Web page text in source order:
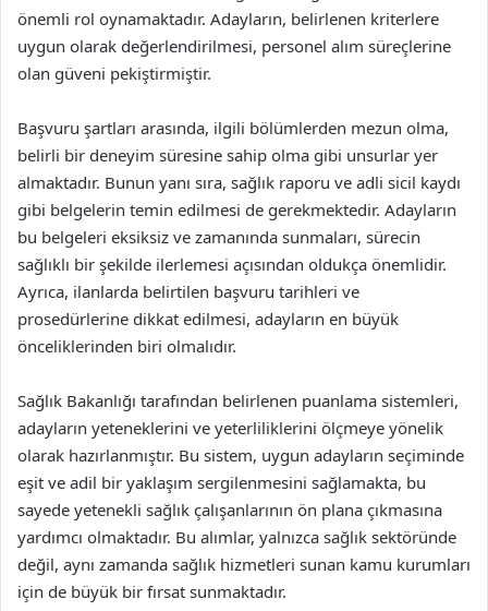
önemli rol oynamaktadır. Adayların, belirlenen kriterlere
uygun olarak değerlendirilmesi, personel alım süreçlerine
olan güveni pekiştirmiştir.
Başvuru şartları arasında, ilgili bölümlerden mezun olma,
belirli bir deneyim süresine sahip olma gibi unsurlar yer
almaktadır. Bunun yanı sıra, sağlık raporu ve adli sicil kaydı
gibi belgelerin temin edilmesi de gerekmektedir. Adayların
bu belgeleri eksiksiz ve zamanında sunmaları, sürecin
sağlıklı bir şekilde ilerlemesi açısından oldukça önemlidir.
Ayrıca, ilanlarda belirtilen başvuru tarihleri ve
prosedürlerine dikkat edilmesi, adayların en büyük
önceliklerinden biri olmalıdır.
Sağlık Bakanlığı tarafından belirlenen puanlama sistemleri,
adayların yeteneklerini ve yeterliliklerini ölçmeye yönelik
olarak hazırlanmıştır. Bu sistem, uygun adayların seçiminde
eşit ve adil bir yaklaşım sergilenmesini sağlamakta, bu
sayede yetenekli sağlık çalışanlarının ön plana çıkmasına
yardımcı olmaktadır. Bu alımlar, yalnızca sağlık sektöründe
değil, aynı zamanda sağlık hizmetleri sunan kamu kurumları
için de büyük bir fırsat sunmaktadır.